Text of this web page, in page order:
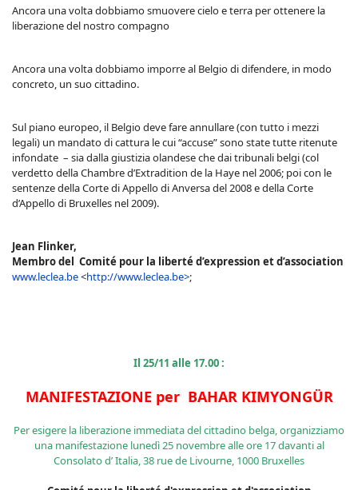
Ancora una volta dobbiamo smuovere cielo e terra per ottenere la
liberazione del nostro compagno
Ancora una volta dobbiamo imporre al Belgio di difendere, in modo
concreto, un suo cittadino.
Sul piano europeo, il Belgio deve fare annullare (con tutto i mezzi
legali) un mandato di cattura le cui “accuse” sono state tutte ritenute
infondate – sia dalla giustizia olandese che dai tribunali belgi (col
verdetto della Chambre d’Extradition de la Haye nel 2006; poi con le
sentenze della Corte di Appello di Anversa del 2008 e della Corte
d’Appello di Bruxelles nel 2009).
Jean Flinker,
Membro del Comité pour la liberté d’expression et d’association
www.leclea.be<http://www.leclea.be>;
Il 25/11 alle 17.00 :
MANIFESTAZIONE per BAHAR KIMYONGÜR
Per esigere la liberazione immediata del cittadino belga, organizziamo
una manifestazione lunedì 25 novembre alle ore 17 davanti al
Consolato d’ Italia, 38 rue de Livourne, 1000 Bruxelles